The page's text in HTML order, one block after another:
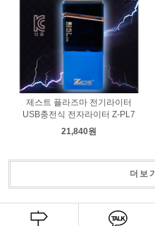
제스트 플라즈마 전기라이터
USB충전식 전자라이터 Z-PL7
21,840원
더보기